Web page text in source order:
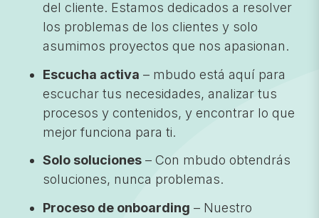
del cliente. Estamos dedicados a resolver
los problemas de los clientes y solo
asumimos proyectos que nos apasionan.
Escucha activa – mbudo está aquí para
escuchar tus necesidades, analizar tus
procesos y contenidos, y encontrar lo que
mejor funciona para ti.
Solo soluciones– Con mbudo obtendrás
soluciones, nunca problemas.
Proceso de onboarding – Nuestro